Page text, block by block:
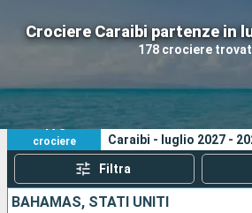
Crociere Caraibi partenze in
178 crociere
Le nostre destinazioni
Porti
Ricerca
178
crociere
Caraibi - luglio 2027 -
Filtra
BAHAMAS, STATI UNITI